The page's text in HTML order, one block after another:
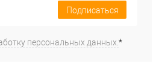
Подписаться
персональных данных.*